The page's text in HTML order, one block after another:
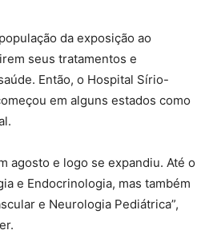
da exposição ao
seus tratamentos e
Então, o Hospital Sírio-
em alguns estados como
agosto e logo se expandiu. Até o
e Endocrinologia, mas também
e Neurologia Pediátrica”,